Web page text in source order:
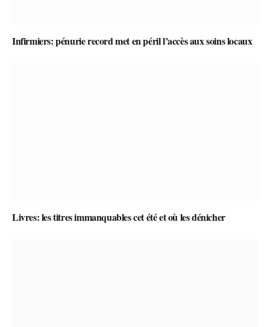
Infirmiers: pénurie record met en péril l’accès aux soins locaux
Livres: les titres immanquables cet été et où les dénicher